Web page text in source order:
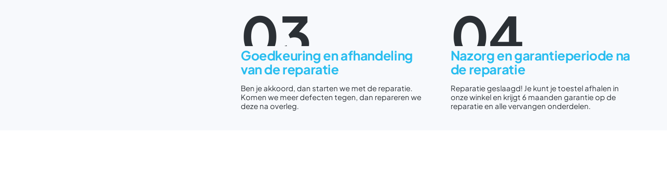
03
Goedkeuring en afhandeling
van de reparatie
Ben je akkoord, dan starten we met de reparatie.
Komen we meer defecten tegen, dan repareren we
deze na overleg.
04
Nazorg en garantieperiode na
de reparatie
Reparatie geslaagd! Je kunt je toestel afhalen in
onze winkel en krijgt 6 maanden garantie op de
reparatie en alle vervangen onderdelen.